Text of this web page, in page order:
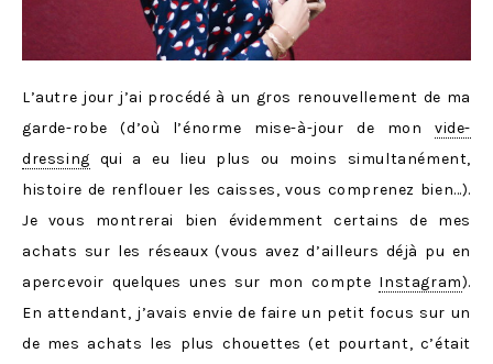
L’autre jour j’ai procédé à un gros renouvellement de ma
garde-robe (d’où l’énorme mise-à-jour de mon vide-
dressing qui a eu lieu plus ou moins simultanément,
histoire de renflouer les caisses, vous comprenez bien…).
Je vous montrerai bien évidemment certains de mes
achats sur les réseaux (vous avez d’ailleurs déjà pu en
apercevoir quelques unes sur mon compte Instagram).
En attendant, j’avais envie de faire un petit focus sur un
de mes achats les plus chouettes (et pourtant, c’était